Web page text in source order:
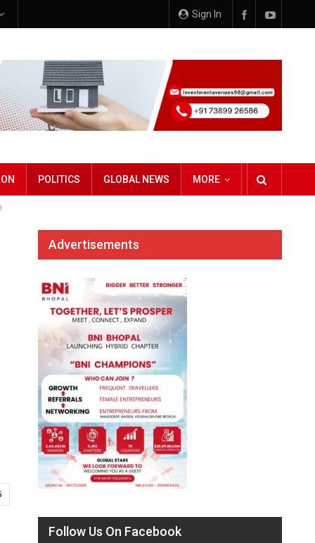
Sign In
POLITICS GLOBAL NEWS MORE
Advertisements
Follow Us On Facebook